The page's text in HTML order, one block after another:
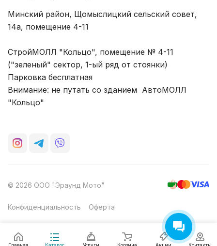
Минский район, Щомыслицкий сельский совет,
14а, помещение 4-11
СтройМОЛЛ "Кольцо", помещение № 4-11
("зеленый" сектор, 1-ый ряд от стоянки)
Парковка бесплатная
Внимание: не путать со зданием АвтоМОЛЛ
"Кольцо"
© 2026 ООО "Эраунд Мото"
Конфиденциальность Оферта